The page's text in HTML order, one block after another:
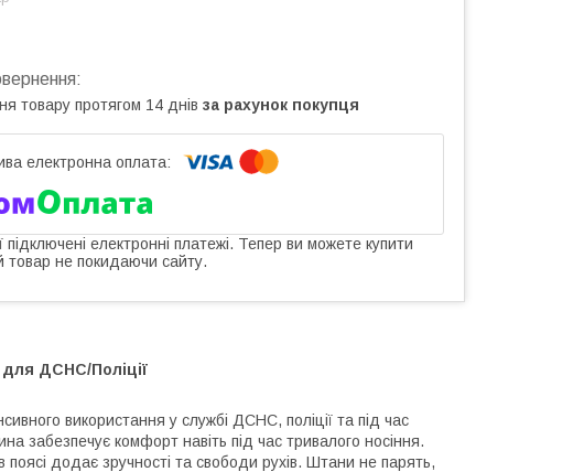
товару протягом 14 днів за рахунок покупця
підключені електронні платежі. Тепер ви можете купити
товар не покидаючи сайту.
для ДСНС/Поліції
використання у службі ДСНС, поліції та під час
забезпечує комфорт навіть під час тривалого носіння.
додає зручності та свободи рухів. Штани не парять,